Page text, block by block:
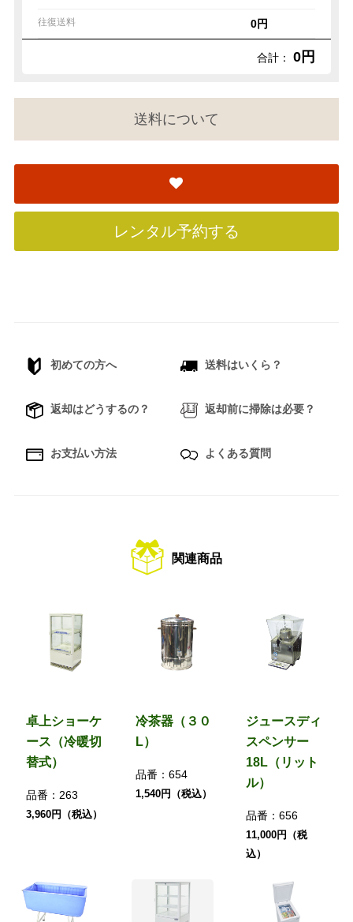
往復送料 0円
合計： 0円
送料について
レンタル予約する
初めての方へ 送料はいくら？
返却はどうするの？ 返却前に掃除は必要？
お支払い方法 よくある質問
関連商品
卓上ショーケ
ース（冷暖切
替式）
品番： 263
3,960円（税込）
冷茶器（３０
L）
品番：654
1,540円（税込）
ジュースディ
スペンサー
18L（リット
ル）
品番：656
11,000円（税
込）